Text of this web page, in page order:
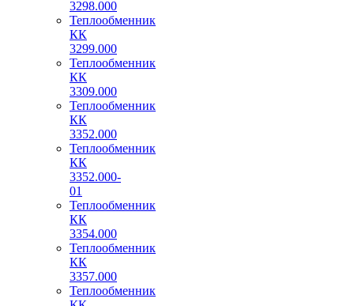
3298.000
Теплообменник
КК
3299.000
Теплообменник
КК
3309.000
Теплообменник
КК
3352.000
Теплообменник
КК
3352.000-
01
Теплообменник
КК
3354.000
Теплообменник
КК
3357.000
Теплообменник